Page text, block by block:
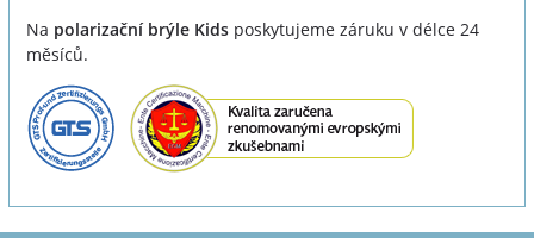
Na polarizační brýle Kids poskytujeme záruku v délce 24
měsíců.